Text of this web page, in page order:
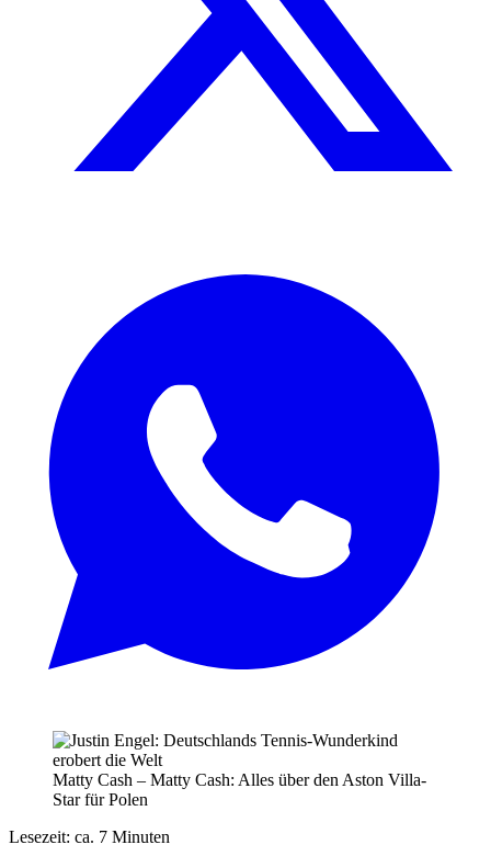
Matty Cash – Matty Cash: Alles über den Aston Villa-
Star für Polen
Lesezeit: ca. 7 Minuten